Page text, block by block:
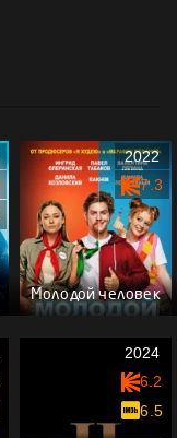
Молодой человек
2022
7.3
2024
6.2
6.5